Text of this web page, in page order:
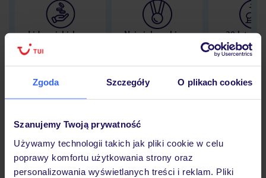
Zgoda Szczegóły O plikach cookies
Szanujemy Twoją prywatność
Używamy technologii takich jak pliki cookie w celu
poprawy komfortu użytkowania strony oraz
personalizowania wyświetlanych treści i reklam. Pliki
Lider niskich cen
Największe biuro
30 lat w
Hotel
Opinie